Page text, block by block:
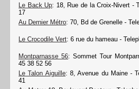
Le Back Up: 18, Rue de la Croix-Nivert -
17
Au Dernier Métro: 70, Bd de Grenelle -
Le Crocodile Vert: 6 rue du hameau -
Montparnasse 56: Sommet Tour
45 38 52 56
Le Talon Aiguille: 8, Avenue du Maine -
41